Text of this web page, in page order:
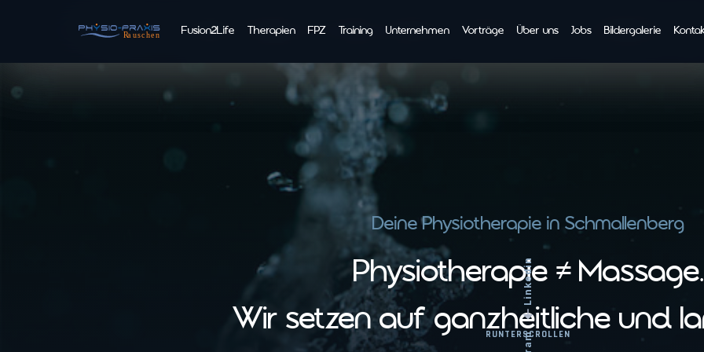
Fusion2Life Therapien FPZ Training Unternehmen Vorträge Über uns Jobs Bildergalerie
Fusion2Life Therapien FPZ Training Unternehmen Vorträge Über uns Jobs Bildergalerie
Deine Physiotherapie in Schmallenberg
Physiotherapie ≠ Massage.
Wir setzen auf ganzheitliche und
RUNTERSCROLLEN
Linkedin